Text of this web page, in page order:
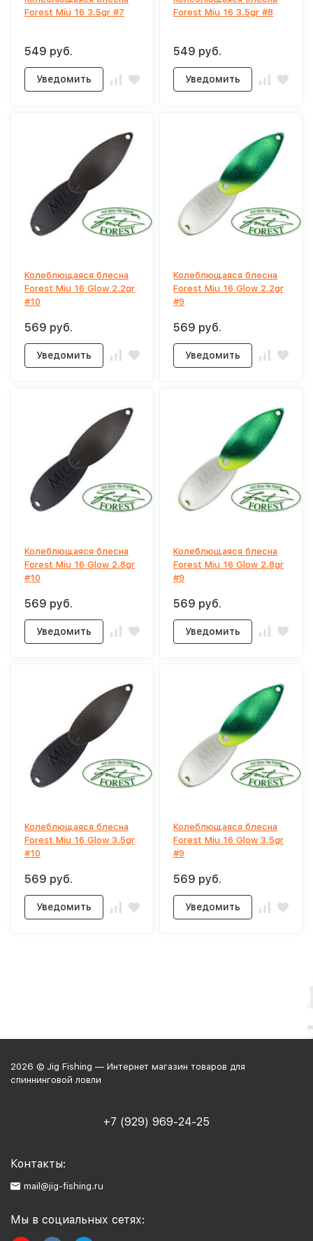
Forest Miu 16 3.5gr #7
549 руб.
Уведомить
Forest Miu 16 3.5gr #8
549 руб.
Уведомить
Колеблющаяся блесна
Forest Miu 16 Glow 2.2gr
#10
569 руб.
Уведомить
Колеблющаяся блесна
Forest Miu 16 Glow 2.2gr
#9
569 руб.
Уведомить
Колеблющаяся блесна
Forest Miu 16 Glow 2.8gr
#10
569 руб.
Уведомить
Колеблющаяся блесна
Forest Miu 16 Glow 2.8gr
#9
569 руб.
Уведомить
Колеблющаяся блесна
Forest Miu 16 Glow 3.5gr
#10
569 руб.
Уведомить
Колеблющаяся блесна
Forest Miu 16 Glow 3.5gr
#9
569 руб.
Уведомить
2026 © Jig Fishing — Интернет магазин товаров для
спиннинговой ловли
+7 (929) 969-24-25
Контакты:
mail@jig-fishing.ru
Мы в социальных сетях: